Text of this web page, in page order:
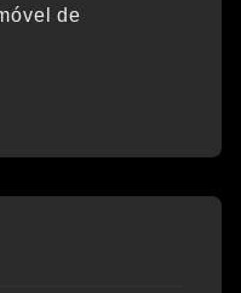
de